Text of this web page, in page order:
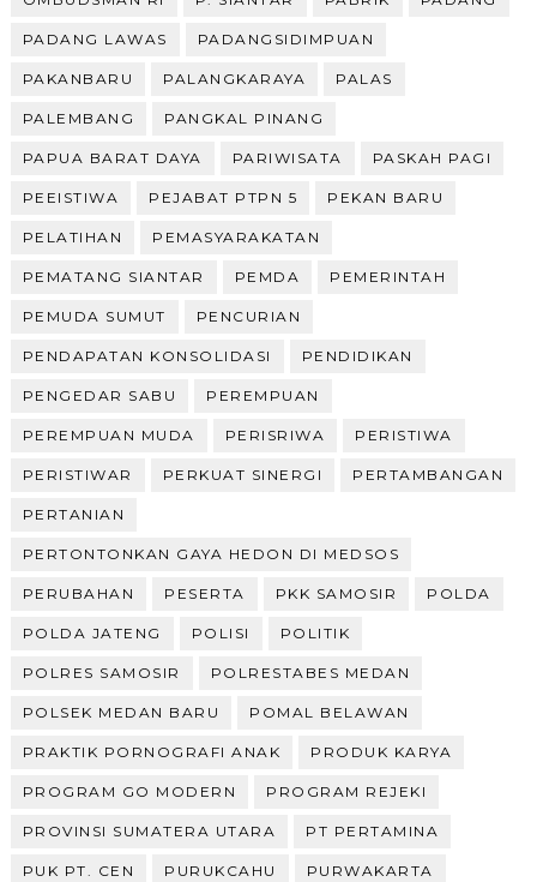
PADANG LAWAS PADANGSIDIMPUAN
PAKANBARU PALANGKARAYA PALAS
PALEMBANG PANGKAL PINANG
PAPUA BARAT DAYA PARIWISATA PASKAH PAGI
PEEISTIWA PEJABAT PTPN 5 PEKAN BARU
PELATIHAN PEMASYARAKATAN
PEMATANG SIANTAR PEMDA PEMERINTAH
PEMUDA SUMUT PENCURIAN
PENDAPATAN KONSOLIDASI PENDIDIKAN
PENGEDAR SABU PEREMPUAN
PEREMPUAN MUDA PERISRIWA PERISTIWA
PERISTIWAR PERKUAT SINERGI PERTAMBANGAN
PERTANIAN
PERTONTONKAN GAYA HEDON DI MEDSOS
PERUBAHAN PESERTA PKK SAMOSIR POLDA
POLDA JATENG POLISI POLITIK
POLRES SAMOSIR POLRESTABES MEDAN
POLSEK MEDAN BARU POMAL BELAWAN
PRAKTIK PORNOGRAFI ANAK PRODUK KARYA
PROGRAM GO MODERN PROGRAM REJEKI
PROVINSI SUMATERA UTARA PT PERTAMINA
PUK PT. CEN PURUKCAHU PURWAKARTA